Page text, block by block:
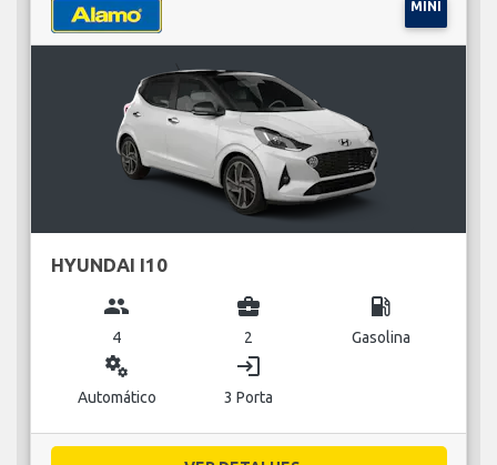
MINI
HYUNDAI I10
group
4
business_center
2
local_gas_station
Gasolina
miscellaneous_services
Automático
login
3 Porta